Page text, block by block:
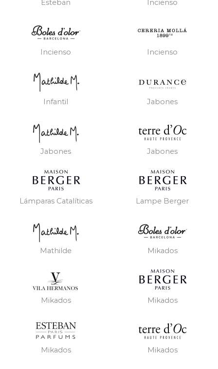
Esteban Incienso
Incienso Incienso
Infantil Jabones
Jabones Jabones
Lámparas Catalíticas Lampe Berger
Mathilde Mikados
Mikados Mikados
Mikados Mikados